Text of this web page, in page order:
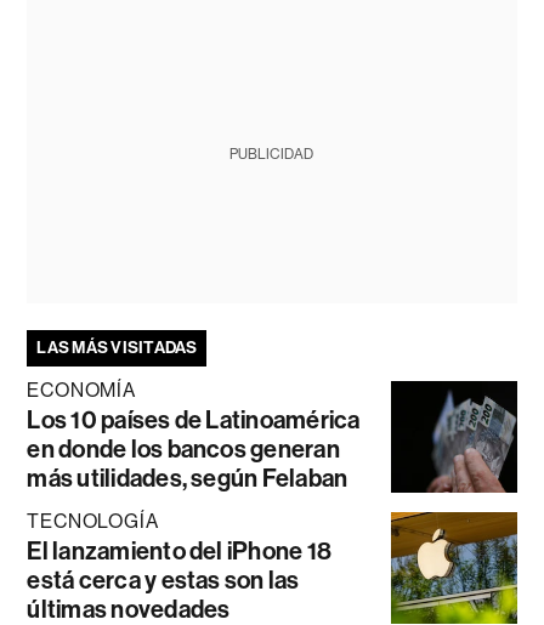
PUBLICIDAD
LAS MÁS VISITADAS
ECONOMÍA
Los 10 países de Latinoamérica
en donde los bancos generan
más utilidades, según Felaban
TECNOLOGÍA
El lanzamiento del iPhone 18
está cerca y estas son las
últimas novedades